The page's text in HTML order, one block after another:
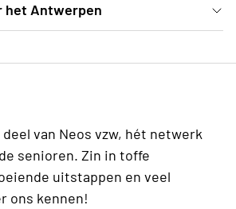
het Antwerpen
van Neos vzw, hét netwerk
senioren. Zin in toffe
uitstappen en veel
ons kennen!